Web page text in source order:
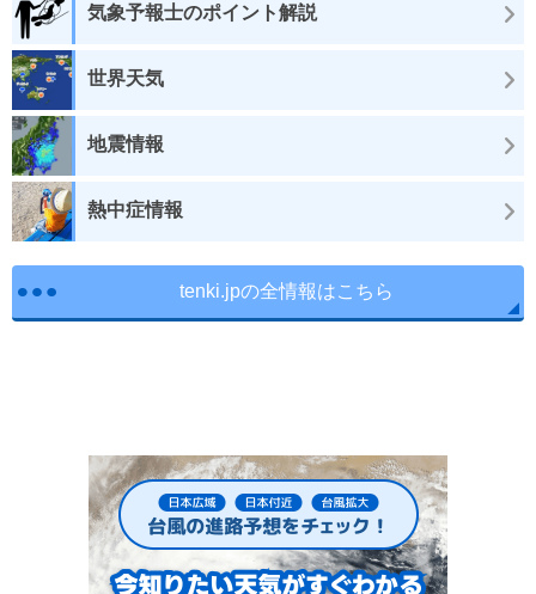
気象予報士のポイント解説
世界天気
地震情報
熱中症情報
tenki.jpの全情報はこちら